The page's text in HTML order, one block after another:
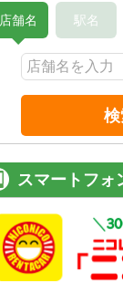
店舗名 駅名
スマートフォ